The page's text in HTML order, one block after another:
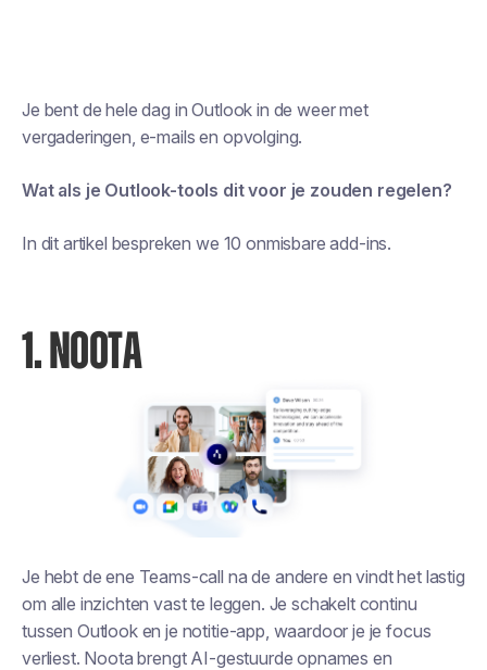
Je bent de hele dag in Outlook in de weer met
vergaderingen, e-mails en opvolging.
Wat als je Outlook-tools dit voor je zouden regelen?
In dit artikel bespreken we 10 onmisbare add-ins.
1. NOOTA
Je hebt de ene Teams-call na de andere en vindt het lastig
om alle inzichten vast te leggen. Je schakelt continu
tussen Outlook en je notitie-app, waardoor je je focus
verliest. Noota brengt AI-gestuurde opnames en